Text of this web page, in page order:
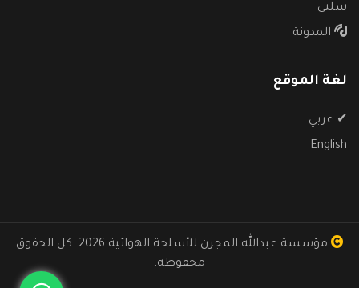
سلتي
المدونة
لغة الموقع
✔ عربي
English
مؤسسة عبدالله المجرن للأسلحة الهوائية
2026. كل الحقوق
محفوظة.